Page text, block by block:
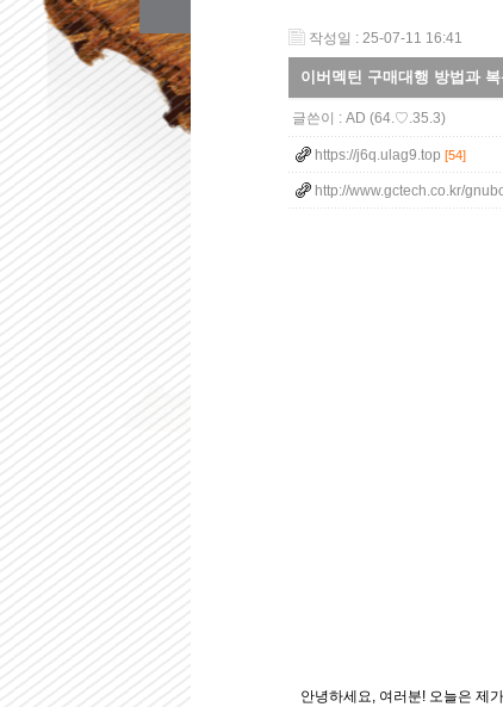
작성일 : 25-07-11 16:41
이버멕틴 구매대행 방법과
글쓴이 : AD (64.♡.35.3)
https://j6q.ulag9.top [54]
http://www.gctech.co.kr/
안녕하세요, 여러분! 오늘은 제